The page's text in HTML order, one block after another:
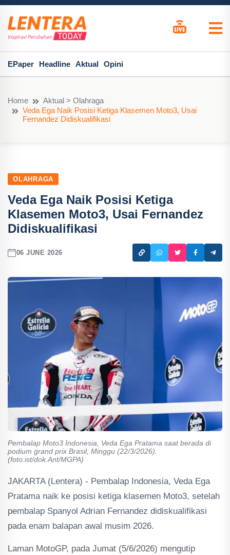
EPaper Headline Aktual Opini
Home
Aktual > Olahraga
Veda Ega Naik Posisi Ketiga Klasemen Moto3, Usai
Fernandez Didiskualifikasi
OLAHRAGA
Veda Ega Naik Posisi Ketiga
Klasemen Moto3, Usai Fernandez
Didiskualifikasi
06 JUNE 2026
Pembalap Moto3 Indonesia, Veda Ega Pratama saat berada di
podium grand prix Brasil, Minggu (22/3/2026).
(foto:ist/dok.Ant/MGPA)
JAKARTA (Lentera) - Pembalap Indonesia, Veda Ega
Pratama naik ke posisi ketiga klasemen Moto3, setelah
pembalap Spanyol Adrian Fernandez didiskualifikasi
pada enam balapan awal musim 2026.
Laman MotoGP, pada Jumat (5/6/2026) mengutip